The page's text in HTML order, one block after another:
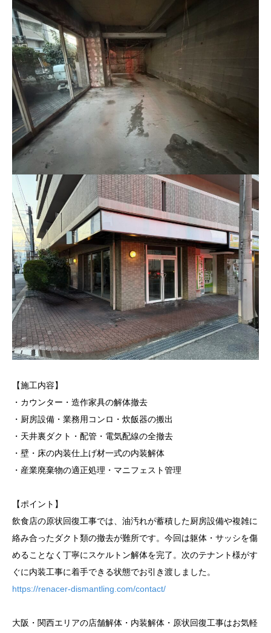
【施工内容】
・カウンター・造作家具の解体撤去
・厨房設備・業務用コンロ・炊飯器の搬出
・天井裏ダクト・配管・電気配線の全撤去
・壁・床の内装仕上げ材一式の内装解体
・産業廃棄物の適正処理・マニフェスト管理
【ポイント】
飲食店の原状回復工事では、油汚れが蓄積した厨房設備や複雑に
絡み合ったダクト類の撤去が難所です。今回は躯体・サッシを傷
めることなく丁寧にスケルトン解体を完了。次のテナント様がす
ぐに内装工事に着手できる状態でお引き渡しました。
https://renacer-dismantling.com/contact/
大阪・関西エリアの店舗解体・内装解体・原状回復工事はお気軽